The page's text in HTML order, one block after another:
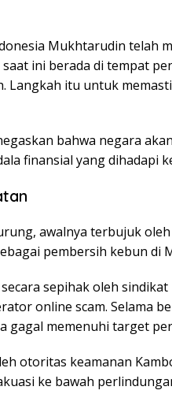
Mukhtarudin telah
ini berada di tempat
Langkah itu untuk
bahwa negara
finansial yang dihadapi
awalnya terbujuk
pembersih kebun di
sepihak oleh
online scam. Selama
gagal memenuhi target
otoritas keamanan
ke bawah